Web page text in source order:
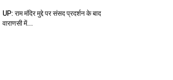
UP: राम मंदिर मुद्दे पर संसद प्रदर्शन के बाद
वाराणसी में...